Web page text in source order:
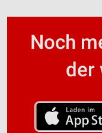
Noch
der